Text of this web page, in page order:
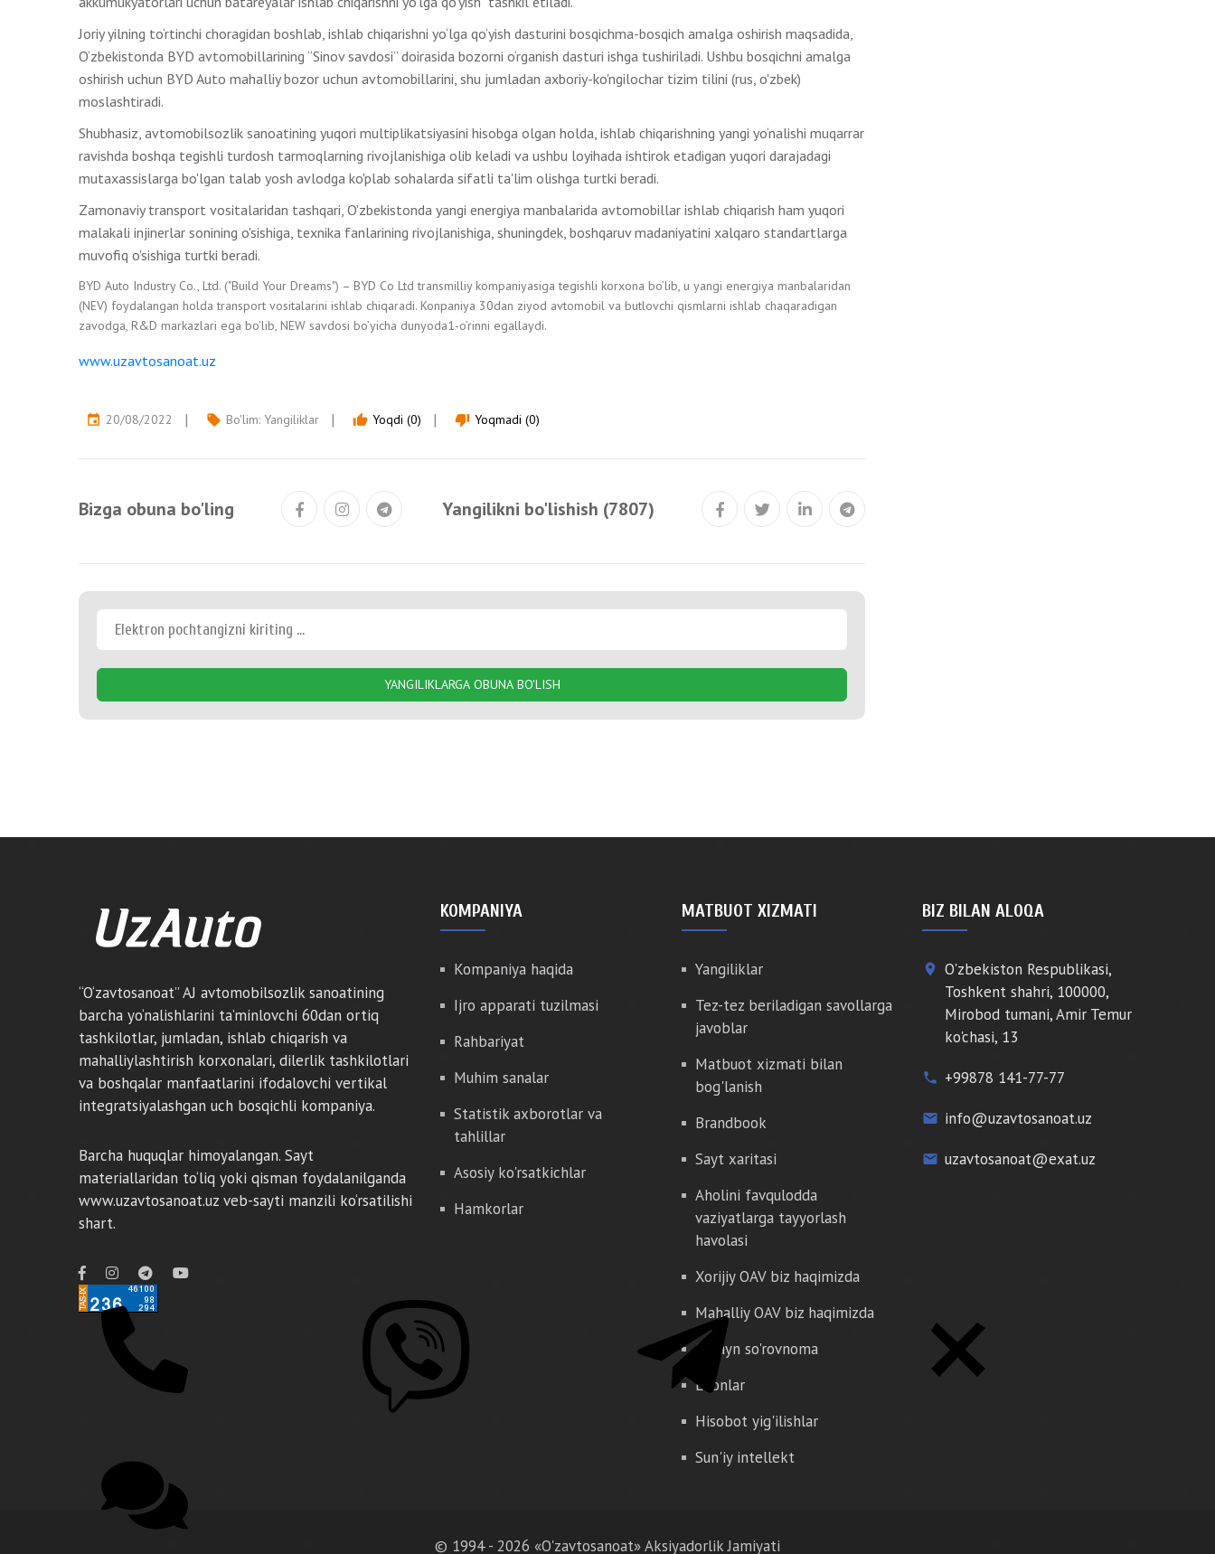
Joriy yilning to‘rtinchi choragidan boshlab, ishlab chiqarishni yo‘lga qo‘yish dasturini bosqichma-bosqich amalga oshirish maqsadida,
O‘zbekistonda BYD avtomobillarining “Sinov savdosi” doirasida bozorni o‘rganish dasturi ishga tushiriladi. Ushbu bosqichni amalga
oshirish uchun BYD Auto mahalliy bozor uchun avtomobillarini, shu jumladan axboriy-ko'ngilochar tizim tilini (rus, o'zbek)
moslashtiradi.
Shubhasiz, avtomobilsozlik sanoatining yuqori multiplikatsiyasini hisobga olgan holda, ishlab chiqarishning yangi yo‘nalishi muqarrar
ravishda boshqa tegishli turdosh tarmoqlarning rivojlanishiga olib keladi va ushbu loyihada ishtirok etadigan yuqori darajadagi
mutaxassislarga bo'lgan talab yosh avlodga ko'plab sohalarda sifatli ta'lim olishga turtki beradi.
Zamonaviy transport vositalaridan tashqari, O'zbekistonda yangi energiya manbalarida avtomobillar ishlab chiqarish ham yuqori
malakali injinerlar sonining o'sishiga, texnika fanlarining rivojlanishiga, shuningdek, boshqaruv madaniyatini xalqaro standartlarga
muvofiq o'sishiga turtki beradi.
BYD Auto Industry Co., Ltd. ("Build Your Dreams") – BYD Co Ltd transmilliy kompaniyasiga tegishli korxona bo’lib, u yangi energiya manbalaridan
(NEV) foydalangan holda transport vositalarini ishlab chiqaradi. Konpaniya 30dan ziyod avtomobil va butlovchi qismlarni ishlab chaqaradigan
zavodga, R&D markazlari ega bo’lib, NEW savdosi bo’yicha dunyoda1-o’rinni egallaydi.
www.uzavtosanoat.uz
event 20/08/2022 local_offer Bo'lim: Yangiliklar thumb_up Yoqdi (0) thumb_down Yoqmadi (0)
Bizga obuna bo'ling Yangilikni bo'lishish (7807)
YANGILIKLARGA OBUNA BO'LISH
“O‘zavtosanoat” AJ avtomobilsozlik sanoatining
barcha yo‘nalishlarini ta’minlovchi 60dan ortiq
tashkilotlar, jumladan, ishlab chiqarish va
mahalliylashtirish korxonalari, dilerlik tashkilotlari
va boshqalar manfaatlarini ifodalovchi vertikal
integratsiyalashgan uch bosqichli kompaniya.
Barcha huquqlar himoyalangan. Sayt
materiallaridan to‘liq yoki qisman foydalanilganda
www.uzavtosanoat.uz veb-sayti manzili ko‘rsatilishi
shart.
KOMPANIYA
Kompaniya haqida
Ijro apparati tuzilmasi
Rahbariyat
Muhim sanalar
Statistik axborotlar va
tahlillar
Asosiy ko'rsatkichlar
Hamkorlar
MATBUOT XIZMATI
Yangiliklar
Tez-tez beriladigan savollarga
javoblar
Matbuot xizmati bilan
bog'lanish
Brandbook
Sayt xaritasi
Aholini favqulodda
vaziyatlarga tayyorlash
havolasi
Xorijiy OAV biz haqimizda
Mahalliy OAV biz haqimizda
Onlayn so'rovnoma
E'lonlar
Hisobot yig'ilishlar
Sun'iy intellekt
BIZ BILAN ALOQA
place O'zbekiston Respublikasi,
Toshkent shahri, 100000,
Mirobod tumani, Amir Temur
ko'chasi, 13
phone +99878 141-77-77
email info@uzavtosanoat.uz
email uzavtosanoat@exat.uz
© 1994 - 2026 «O'zavtosanoat» Aksiyadorlik Jamiyati